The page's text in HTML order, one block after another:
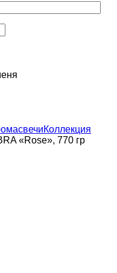
Коллекция
«Rose», 770 гр